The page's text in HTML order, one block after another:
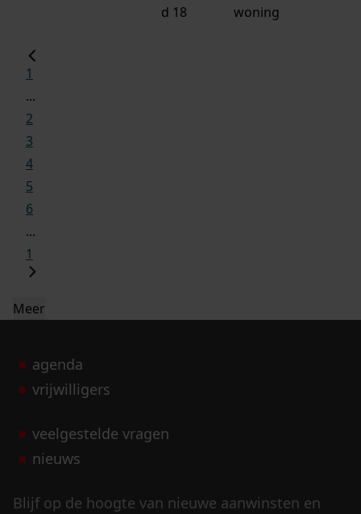
d 18
woning
1
...
2
3
4
5
6
...
1
Meer
agenda
vrijwilligers
veelgestelde vragen
nieuws
Blijf op de hoogte van nieuwe aanwinsten en